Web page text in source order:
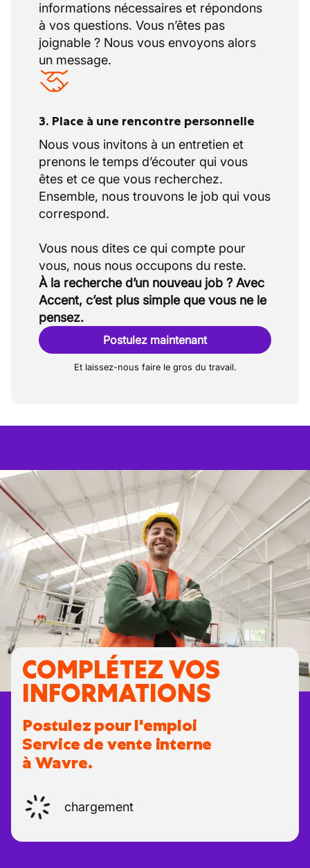
informations nécessaires et répondons
à vos questions. Vous n’êtes pas
joignable ? Nous vous envoyons alors
un message.
3. Place à une rencontre personnelle
Nous vous invitons à un entretien et
prenons le temps d’écouter qui vous
êtes et ce que vous recherchez.
Ensemble, nous trouvons le job qui vous
correspond.
Vous nous dites ce qui compte pour
À la recherche d’un nouveau job ? Avec
Accent, c’est plus simple que vous ne le
pensez.
Postulez maintenant
Et laissez-nous faire le gros du travail.
COMPLÉTEZ VOS
INFORMATIONS
Postulez pour l'emploi
Service de vente interne
à Wavre.
chargement